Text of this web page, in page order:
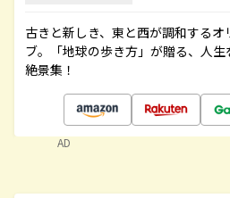
古きと新しき、東と西が調和する
ブ。「地球の歩き方」が贈る、人
絶景集！
AD